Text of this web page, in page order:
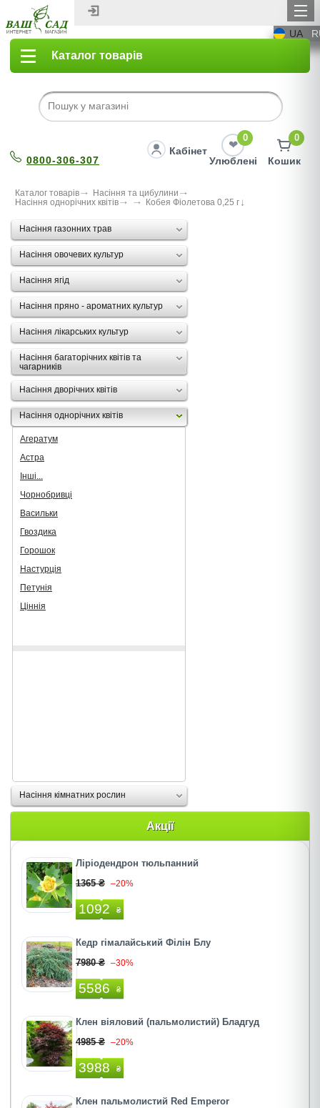
UA
Каталог товарів
0800-306-307
Кабінет
0
Улюблені
0
Кошик
Каталог товарів
Насіння та цибулини
Насіння однорічних квітів
Кобея Фіолетова 0,25 г
Насіння газонних трав
Насіння овочевих культур
Насіння ягід
Насіння пряно - ароматних культур
Насіння лікарських культур
Насіння багаторічних квітів та
чагарників
Насіння дворічних квітів
Насіння однорічних квітів
Агератум
Астра
Інші...
Чорнобривці
Васильки
Гвоздика
Горошок
Настурція
Петунія
Ціннія
Насіння кімнатних рослин
Акції
Ліріодендрон тюльпанний
1365 ₴ –20%
1092 ₴
Кедр гімалайський Філін Блу
7980 ₴ –30%
5586 ₴
Клен віяловий (пальмолистий) Бладгуд
4985 ₴ –20%
3988 ₴
Клен пальмолистий Red Emperor